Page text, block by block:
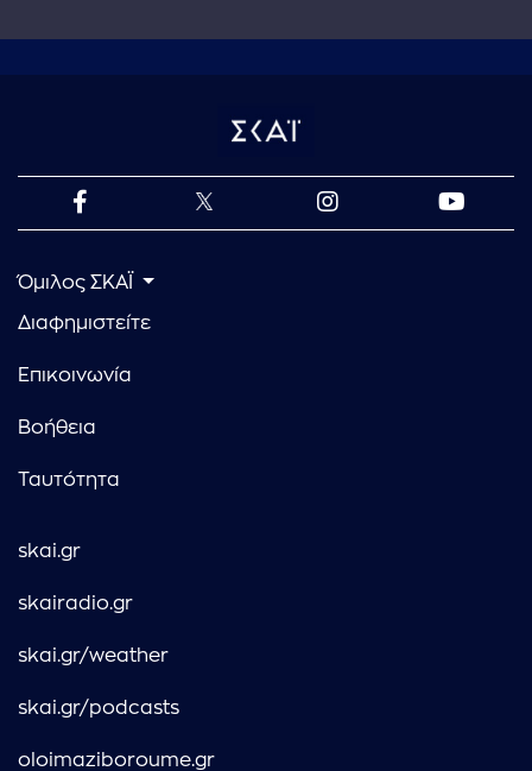
Όμιλος ΣΚΑΪ
Διαφημιστείτε
Επικοινωνία
Βοήθεια
Ταυτότητα
skai.gr
skairadio.gr
skai.gr/weather
skai.gr/podcasts
oloimaziboroume.gr